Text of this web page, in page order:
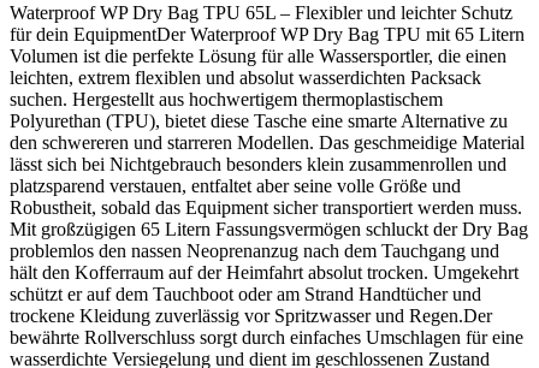
Waterproof WP Dry Bag TPU 65L – Flexibler und leichter Schutz
für dein EquipmentDer Waterproof WP Dry Bag TPU mit 65 Litern
Volumen ist die perfekte Lösung für alle Wassersportler, die einen
leichten, extrem flexiblen und absolut wasserdichten Packsack
suchen. Hergestellt aus hochwertigem thermoplastischem
Polyurethan (TPU), bietet diese Tasche eine smarte Alternative zu
den schwereren und starreren Modellen. Das geschmeidige Material
lässt sich bei Nichtgebrauch besonders klein zusammenrollen und
platzsparend verstauen, entfaltet aber seine volle Größe und
Robustheit, sobald das Equipment sicher transportiert werden muss.
Mit großzügigen 65 Litern Fassungsvermögen schluckt der Dry Bag
problemlos den nassen Neoprenanzug nach dem Tauchgang und
hält den Kofferraum auf der Heimfahrt absolut trocken. Umgekehrt
schützt er auf dem Tauchboot oder am Strand Handtücher und
trockene Kleidung zuverlässig vor Spritzwasser und Regen.Der
bewährte Rollverschluss sorgt durch einfaches Umschlagen für eine
wasserdichte Versiegelung und dient im geschlossenen Zustand